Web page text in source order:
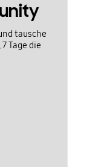
tausche
Tage die